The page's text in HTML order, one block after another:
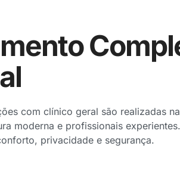
com clínico geral são realizadas
moderna e profissionais
privacidade e segurança.